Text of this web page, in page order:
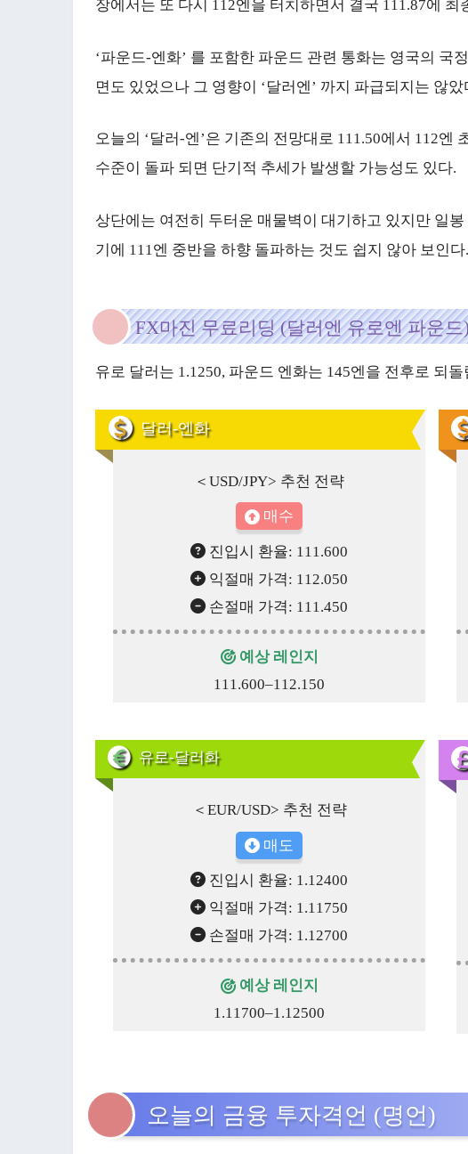
장에서는 또 다시 112엔을 터치하면서 결국 111.87에 최
‘파운드-엔화’ 를 포함한 파운드 관련 통화는 영국의 국
면도 있었으나 그 영향이 ‘달러엔’ 까지 파급되지는 않았
오늘의 ‘달러-엔’은 기존의 전망대로 111.50에서 112엔
수준이 돌파 되면 단기적 추세가 발생할 가능성도 있다.
상단에는 여전히 두터운 매물벽이 대기하고 있지만 일
기에 111엔 중반을 하향 돌파하는 것도 쉽지 않아 보인다.
FX마진 무료리딩 (달러엔 유로엔 파운드
유로 달러는 1.1250, 파운드 엔화는 145엔을 전후로 되
달러-엔화
＜USD/JPY> 추천 전략
매수
진입시 환율: 111.600
익절매 가격: 112.050
손절매 가격: 111.450
예상 레인지
111.600–112.150
유로-달러화
＜EUR/USD> 추천 전략
매도
진입시 환율: 1.12400
익절매 가격: 1.11750
손절매 가격: 1.12700
예상 레인지
1.11700–1.12500
오늘의 금융 투자격언 (명언)